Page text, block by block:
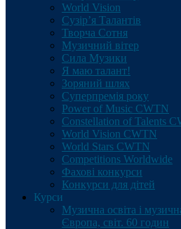
World Vision
Сузір’я Талантів
Творча Сотня
Музичний вітер
Сила Музики
Я маю талант!
Зоряний шлях
Суперпремія року
Power of Music CWTN
Constellation of Talents
World Vision CWTN
World Stars CWTN
Competitions Worldwide
Фахові конкурси
Конкурси для дітей
Курси
Музична освіта і
Європа, світ. 60 годин